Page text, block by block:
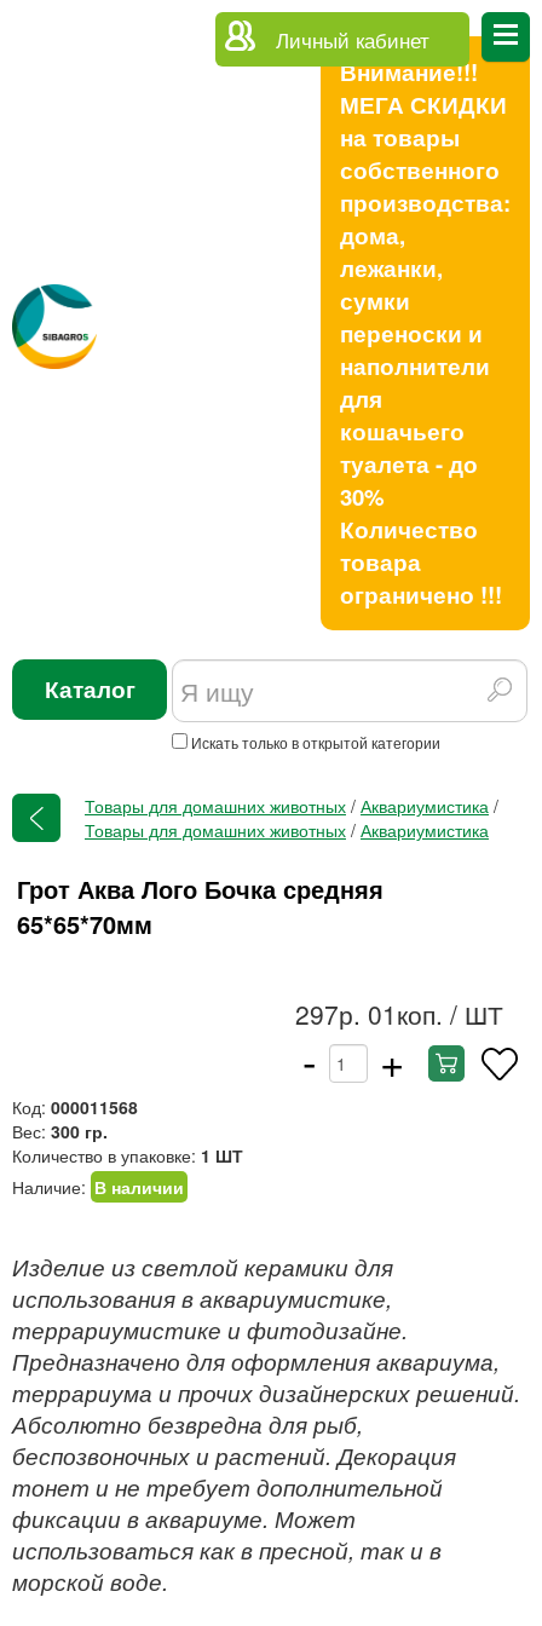
Личный кабинет
Внимание!!!
МЕГА СКИДКИ
на товары
собственного
производства:
дома,
лежанки,
сумки
переноски и
наполнители
для
кошачьего
туалета - до
30%
Количество
товара
ограничено !!!
Каталог
Искать только в открытой категории
Товары для домашних животных / Аквариумистика /
Товары для домашних животных / Аквариумистика
Грот Аква Лого Бочка средняя
65*65*70мм
297р. 01коп. / ШТ
- +
Код: 000011568
Вес: 300 гр.
Количество в упаковке: 1 ШТ
Наличие: В наличии
Изделие из светлой керамики для
использования в аквариумистике,
террариумистике и фитодизайне.
Предназначено для оформления аквариума,
террариума и прочих дизайнерских решений.
Абсолютно безвредна для рыб,
беспозвоночных и растений. Декорация
тонет и не требует дополнительной
фиксации в аквариуме. Может
использоваться как в пресной, так и в
морской воде.